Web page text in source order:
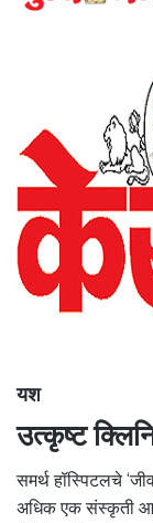
यश
उत्कृष्ट
समर्थ हॉस्पिटलचे
अधिक एक संस्कृती आहे.